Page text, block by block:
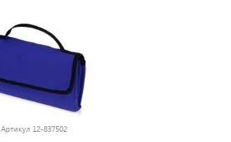
Артикул 12-837502